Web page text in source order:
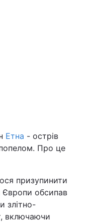
Етна - острів
Про це
призупинити
Європи обсипав
злітно-
включаючи